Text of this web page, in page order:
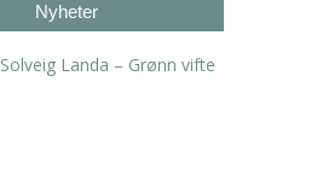
Nyheter
Solveig Landa – Grønn vifte